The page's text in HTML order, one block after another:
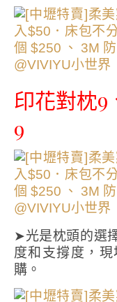
印花對枕9
9
➤光是枕頭的選
度和支撐度，
購。